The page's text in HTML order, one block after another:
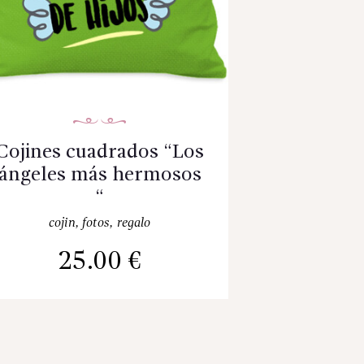
cuadrados “Los
más hermosos
“
cojin, fotos, regalo
25.00 €